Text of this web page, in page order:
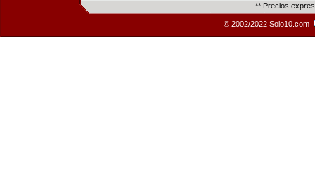
** Precios
© 2002/2022 Solo10.com